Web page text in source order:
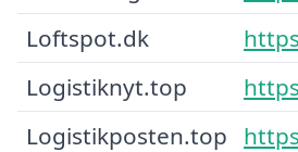
Loftspot.dk
Logistiknyt.top
Logistikposten.top